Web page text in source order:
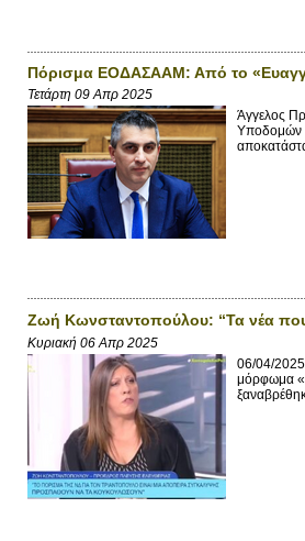
Πόρισμα ΕΟΔΑΣΑΑΜ: Από το
Τετάρτη 09 Απρ 2025
Άγγελος
Υποδομών
Ζωή Κωνσταντοπούλου: “Τα νέα που
Κυριακή 06 Απρ 2025
06/04/2025
μόρφωμα